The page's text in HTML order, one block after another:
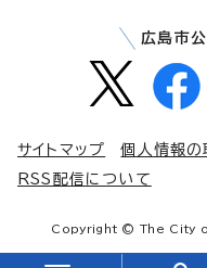
広島市
サイトマップ 個人情報の
RSS配信について
Copyright © The City